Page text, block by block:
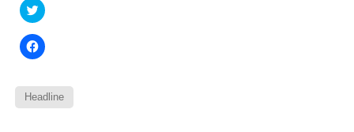
Klik
untuk
pada
Twitter(Membuka
di
baru)
Klik
untuk
Facebook(Membuka
di
jendela
Headline